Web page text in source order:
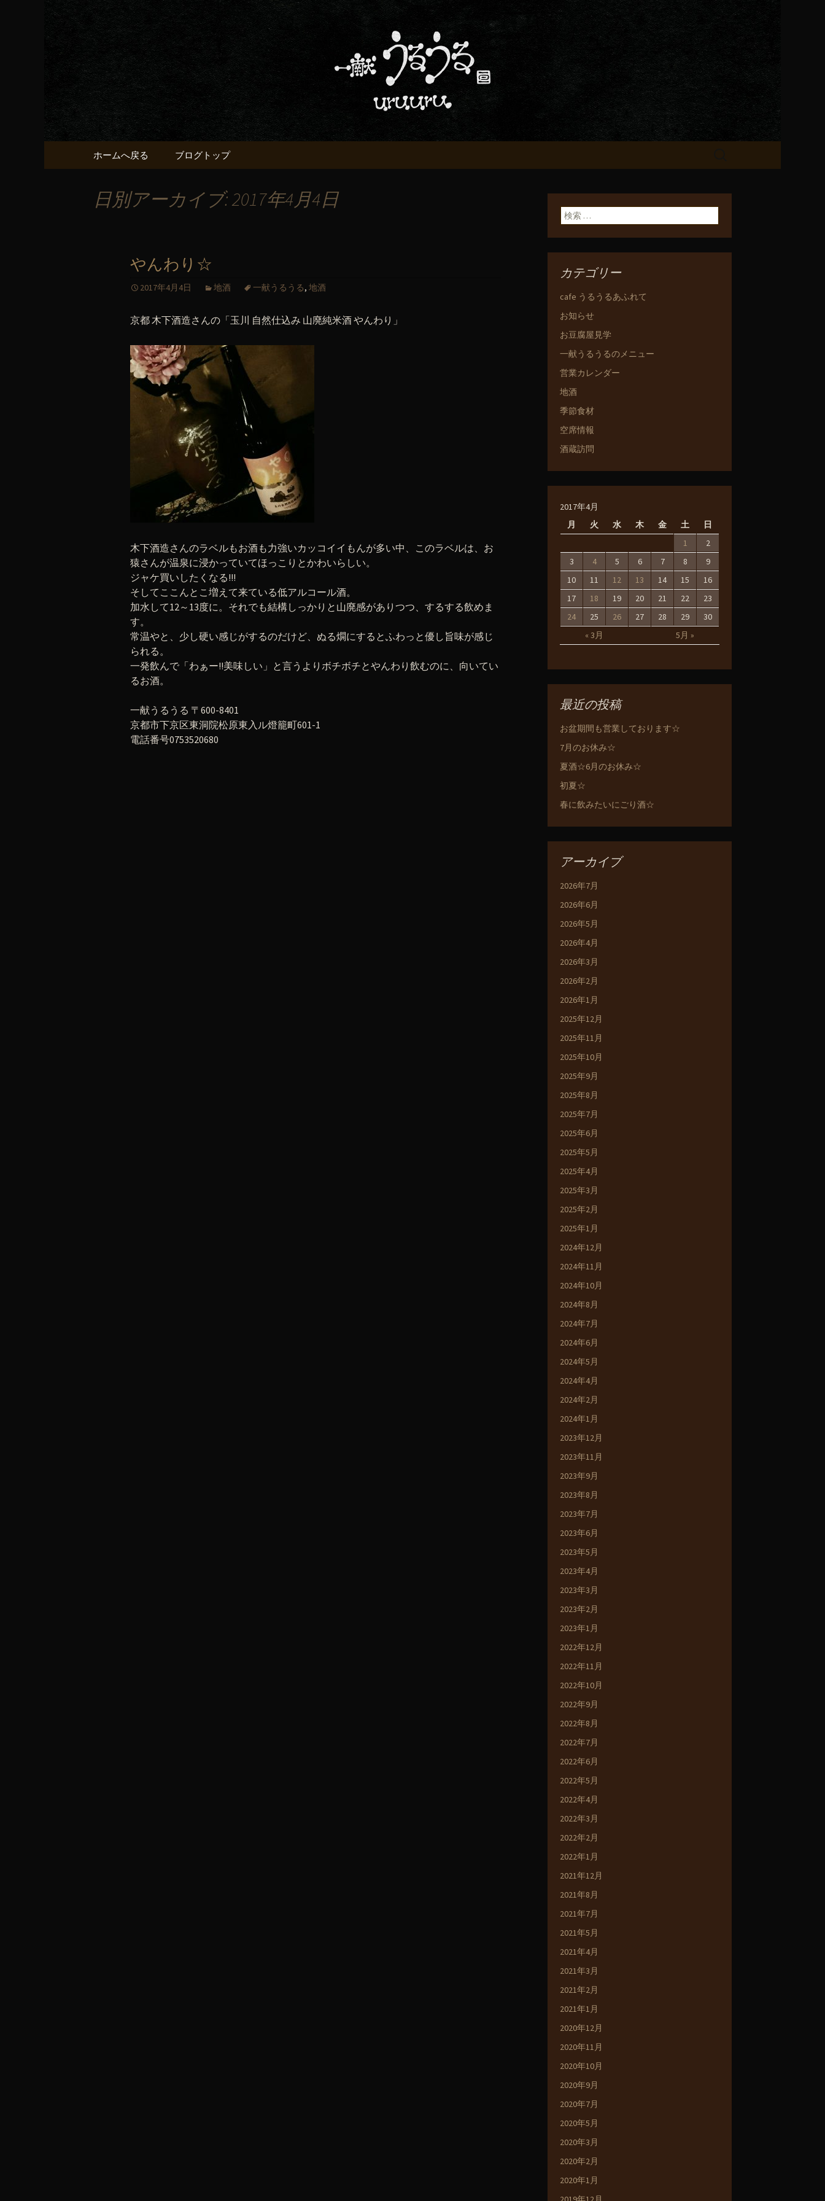
京都・五条でおいしい地酒が飲める「一
献うるうる」のブログ
京都・五条烏丸の町屋居酒屋「一献うるうる」からのお知らせ
コンテンツへ移動
ホームへ戻る ブログトップ
日別アーカイブ: 2017年4月4日
やんわり☆
2017年4月4日 地酒 一献うるうる, 地酒
京都 木下酒造さんの「玉川 自然仕込み 山廃純米酒 やんわり」
木下酒造さんのラベルもお酒も力強いカッコイイもんが多い中、このラベルは、お
猿さんが温泉に浸かっていてほっこりとかわいらしい。
ジャケ買いしたくなる!!!
そしてここんとこ増えて来ている低アルコール酒。
加水して12～13度に。それでも結構しっかりと山廃感がありつつ、するする飲めま
す。
常温やと、少し硬い感じがするのだけど、ぬる燗にするとふわっと優し旨味が感じ
られる。
一発飲んで「わぁー!!美味しい」と言うよりボチボチとやんわり飲むのに、向いてい
るお酒。
一献うるうる 〒600-8401
京都市下京区東洞院松原東入ル燈籠町601-1
電話番号0753520680
検索:
カテゴリー
cafe うるうるあふれて
お知らせ
お豆腐屋見学
一献うるうるのメニュー
営業カレンダー
地酒
季節食材
空席情報
酒蔵訪問
2017年4月
月
火 水 木 金 土 日
« 3月 5月 »
1
2
3
4 5 6 7 8
9
10
11 12 13 14 15
16
17
18 19 20 21 22
23
24
25 26 27 28 29 30
最近の投稿
お盆期間も営業しております☆
7月のお休み☆
夏酒☆6月のお休み☆
初夏☆
春に飲みたいにごり酒☆
アーカイブ
2026年7月
2026年6月
2026年5月
2026年4月
2026年3月
2026年2月
2026年1月
2025年12月
2025年11月
2025年10月
2025年9月
2025年8月
2025年7月
2025年6月
2025年5月
2025年4月
2025年3月
2025年2月
2025年1月
2024年12月
2024年11月
2024年10月
2024年8月
2024年7月
2024年6月
2024年5月
2024年4月
2024年2月
2024年1月
2023年12月
2023年11月
2023年9月
2023年8月
2023年7月
2023年6月
2023年5月
2023年4月
2023年3月
2023年2月
2023年1月
2022年12月
2022年11月
2022年10月
2022年9月
2022年8月
2022年7月
2022年6月
2022年5月
2022年4月
2022年3月
2022年2月
2022年1月
2021年12月
2021年8月
2021年7月
2021年5月
2021年4月
2021年3月
2021年2月
2021年1月
2020年12月
2020年11月
2020年10月
2020年9月
2020年7月
2020年5月
2020年3月
2020年2月
2020年1月